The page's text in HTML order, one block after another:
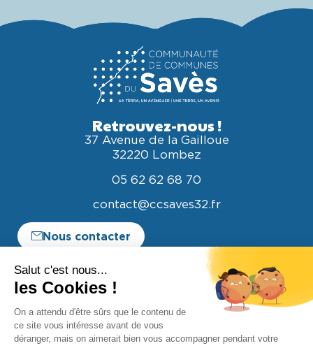
Retrouvez-nous !
37 Avenue de la Gailloue
32220 Lombez
05 62 62 68 70
contact@ccsaves32.fr
Nous contacter
Espace entreprise
Espace élus